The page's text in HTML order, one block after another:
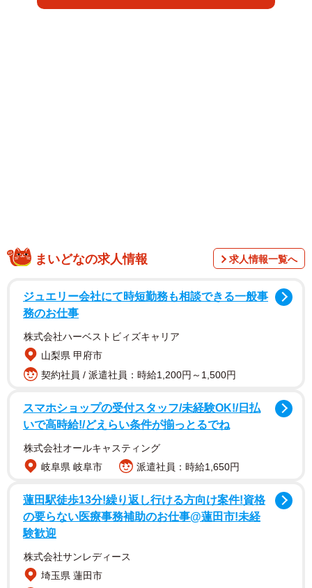
までご報告ください！ ※事件・事故に巻き込まれないた
（※貼り紙の文言から）
コンビニの駐車場に車を停めようとすると…
BANKINさんの投稿が話題になったことから、この貼り紙
のアカウントにリプライが寄せられた。
それによると、「30代～40代の女」が、昼夜を問わず酒を
片手に頻繁に現れ、「夫からDVを受けている。病院まで車
る男性運転手全員に声をかけ、声をかけられた人が女を警
戒して入店や買い物を断念する……ということが何度もあ
まいどなの求人情報 求人情報一覧へ
ジュエリー会社にて時短勤務も相談できる一般事
務のお仕事
株式会社ハーベストビィズキャリア
山梨県 甲府市
契約社員 / 派遣社員：時給1,200円～1,500円
スマホショップの受付スタッフ/未経験OK!/日払
いで高時給!/どえらい条件が揃っとるでね
株式会社オールキャスティング
岐阜県 岐阜市
派遣社員：時給1,650円
蓮田駅徒歩13分!繰り返し行ける方向け案件!資格
の要らない医療事務補助のお仕事@蓮田市!未経
験歓迎
株式会社サンレディース
埼玉県 蓮田市